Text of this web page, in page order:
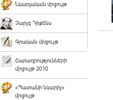
Նկարչական մրցույթ
Չարլզ Դիքենս
Գրական մրցույթ
Շարադրությունների
մրցույթ 2010
«Պատանի նկարիչ»
մրցույթ